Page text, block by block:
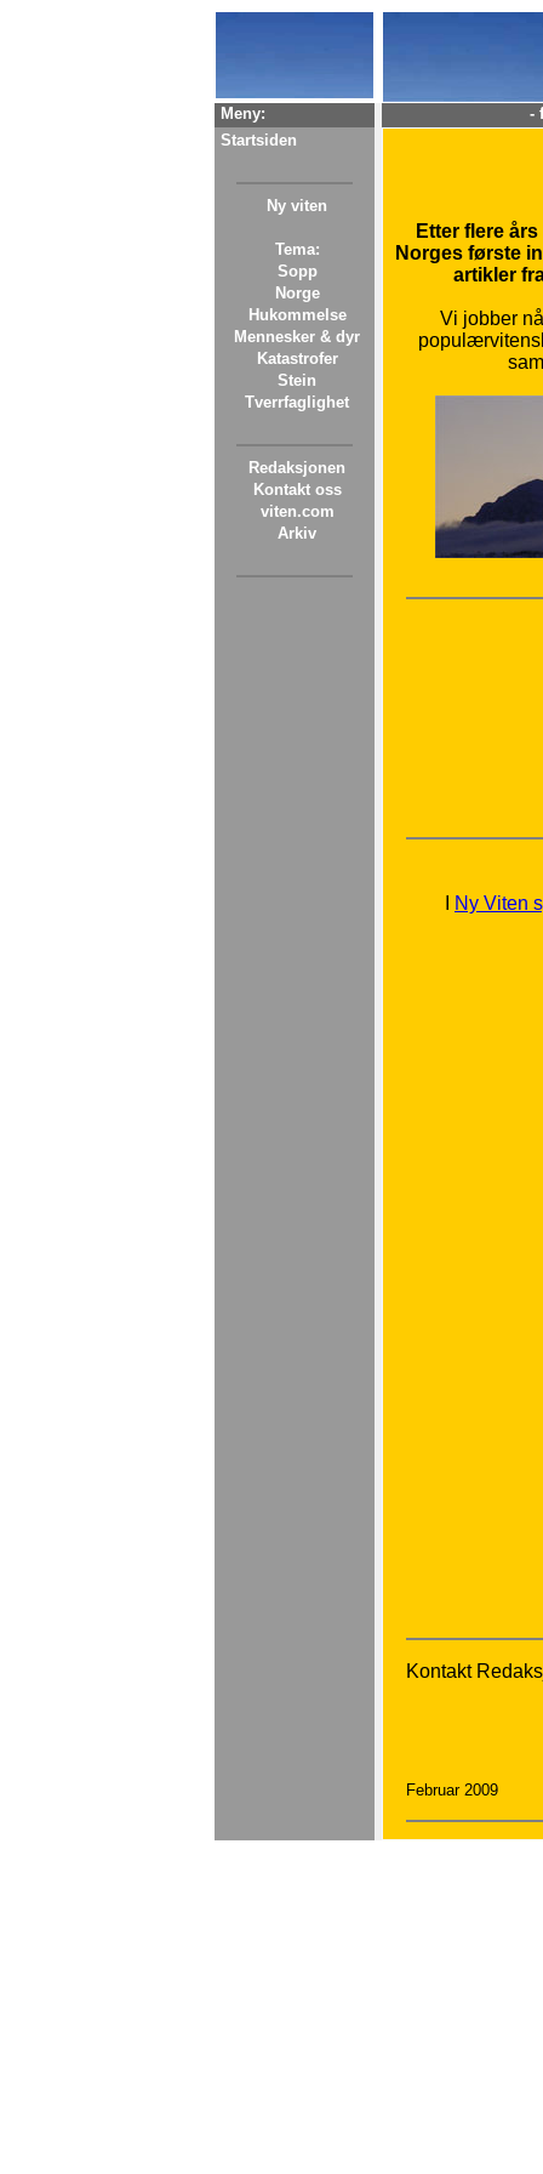
Meny:
-
Startsiden
Ny viten
Tema:
Sopp
Norge
Hukommelse
Mennesker & dyr
Katastrofer
Stein
Tverrfaglighet
Redaksjonen
Kontakt oss
viten.com
Arkiv
Etter flere
Norges første
artikler
Vi jobber
Ny Viten
Kontakt
Februar 2009